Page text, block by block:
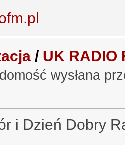
/ UK RADIO
wysłana
i Dzień Dobry